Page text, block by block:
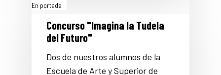
En portada
Concurso "Imagina la Tudela
del Futuro"
Dos de nuestros alumnos de la
Escuela de Arte y Superior de